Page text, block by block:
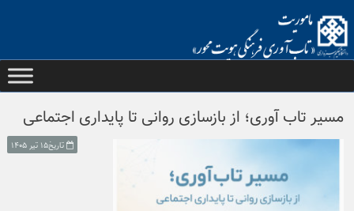
to
content
مسیر تاب آوری؛ از بازسازی روانی تا پایداری اجتماعی
تاریخ۱۵ تیر ۱۴۰۵